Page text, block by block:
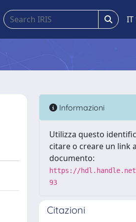
IT
Informazioni
Utilizza questo
citare o creare un link
documento:
https://hdl.handle.net/
93
Citazioni